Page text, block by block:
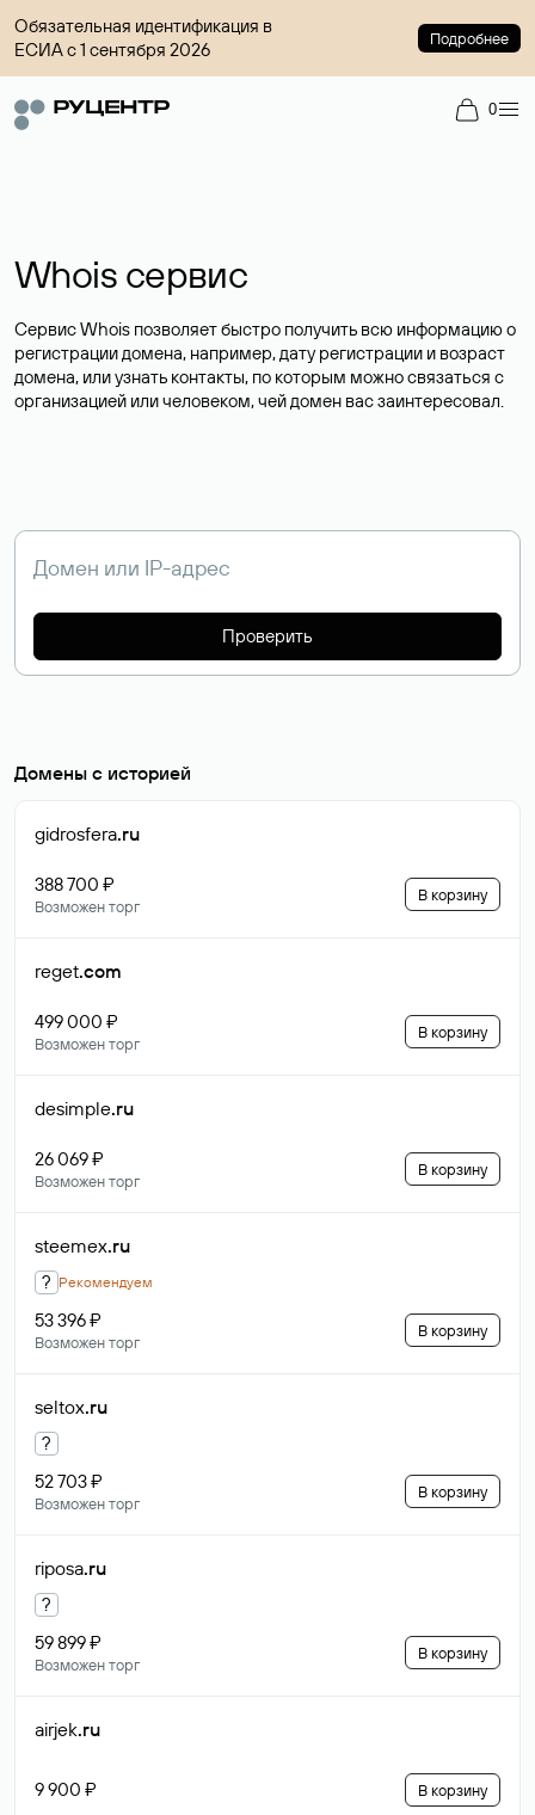
Обязательная идентификация в
ЕСИА с 1 сентября 2026
Подробнее
0
Whois сервис
Сервис Whois позволяет быстро получить всю информацию о
регистрации домена, например, дату регистрации и возраст
домена, или узнать контакты, по которым можно связаться с
организацией или человеком, чей домен вас заинтересовал.
Проверить
Домены с историей
gidrosfera.ru
388 700 ₽
Возможен торг
В корзину
reget.com
499 000 ₽
Возможен торг
В корзину
desimple.ru
26 069 ₽
Возможен торг
В корзину
steemex.ru
? Рекомендуем
53 396 ₽
Возможен торг
В корзину
seltox.ru
?
52 703 ₽
Возможен торг
В корзину
riposa.ru
?
59 899 ₽
Возможен торг
В корзину
airjek.ru
9 900 ₽ В корзину